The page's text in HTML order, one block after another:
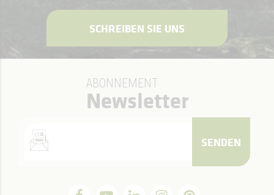
SCHREIBEN SIE UNS
ABONNEMENT
Newsletter
SENDEN